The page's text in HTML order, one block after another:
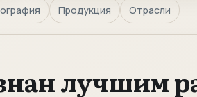
Продукция Отрасли
лучшим